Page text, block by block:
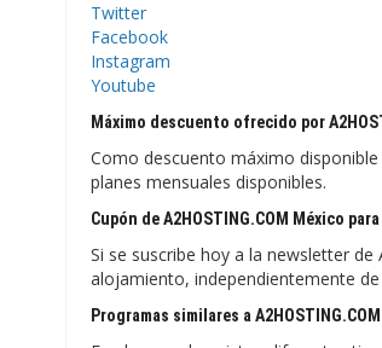
Twitter
Facebook
Instagram
Youtube
Máximo descuento ofrecido por
Como descuento máximo
planes mensuales disponibles.
Cupón de A2HOSTING.COM México
Si se suscribe hoy a la newsletter
alojamiento, independientemente
Programas similares a A2HOSTING.COM